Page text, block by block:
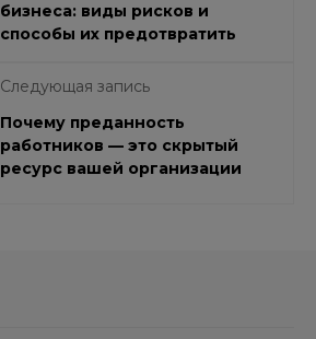
бизнеса: виды рисков и
способы их предотвратить
Следующая запись
Почему преданность
работников — это скрытый
ресурс вашей организации